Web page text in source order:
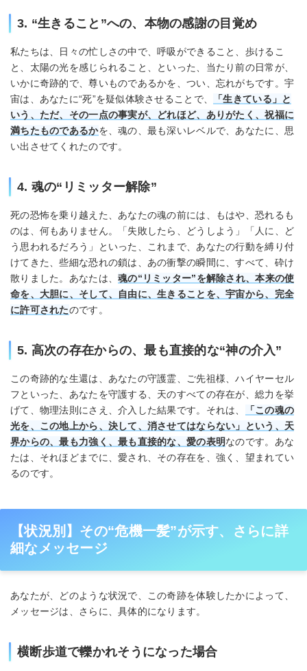
3. “生きること”への、本物の感謝の目覚め
私たちは、日々の忙しさの中で、呼吸ができること、歩けるこ
と、太陽の光を感じられること、といった、当たり前の日常が、
いかに奇跡的で、尊いものであるかを、つい、忘れがちです。宇
宙は、あなたに“死”を疑似体験させることで、
「生きている」と
いう、ただ、その一点の事実が、どれほど、ありがたく、祝福に
満ちたものであるかを、魂の、最も深いレベルで、あなたに、思
い出させてくれたのです。
4. 魂の“リミッター解除”
死の恐怖を乗り越えた、あなたの魂の前には、もはや、恐れるも
のは、何もありません。「失敗したら、どうしよう」「人に、ど
う思われるだろう」といった、これまで、あなたの行動を縛り付
けてきた、些細な恐れの鎖は、あの衝撃の瞬間に、すべて、砕け
散りました。あなたは、魂の“リミッター”を解除され、本来の使
命を、大胆に、そして、自由に、生きることを、宇宙から、完全
に許可されたのです。
5. 高次の存在からの、最も直接的な“神の介入”
この奇跡的な生還は、あなたの守護霊、ご先祖様、ハイヤーセル
フといった、あなたを守護する、天のすべての存在が、総力を挙
げて、物理法則にさえ、介入した結果です。それは、
「この魂の
光を、この地上から、決して、消させてはならない」という、天
界からの、最も力強く、最も直接的な、愛の表明なのです。あな
たは、それほどまでに、愛され、その存在を、強く、望まれてい
るのです。
【状況別】その“危機一髪”が示す、さらに詳
細なメッセージ
あなたが、どのような状況で、この奇跡を体験したかによって、
メッセージは、さらに、具体的になります。
横断歩道で轢かれそうになった場合